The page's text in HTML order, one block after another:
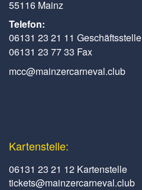
55116 Mainz
Telefon:
06131 23 21 11 Geschäftsstelle
06131 23 77 33 Fax
mcc@mainzercarneval.club
Kartenstelle:
06131 23 21 12 Kartenstelle
tickets@mainzercarneval.club